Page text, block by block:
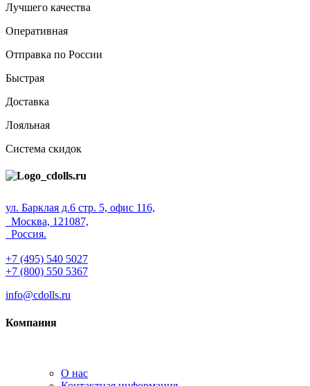
Лучшего качества
Оперативная
Отправка по России
Быстрая
Доставка
Лояльная
Система скидок
ул. Барклая д.6 стр. 5, офис 116,
Москва, 121087,
Россия.
+7 (495) 540 5027
+7 (800) 550 5367
info@cdolls.ru
Компания
О нас